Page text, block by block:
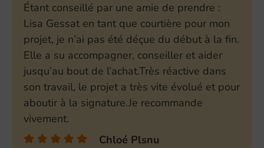
Étant conseillé par une amie de prendre :
Lisa Gessat en tant que courtière pour mon
projet, je n’ai pas été déçue du début à la fin.
Elle a su accompagner, conseiller et aider
jusqu’au bout de l’achat.Très réactive dans
son travail, le projet a très vite évolué et pour
aboutir à la signature.Je recommande
vivement.
Chloé Plsnu